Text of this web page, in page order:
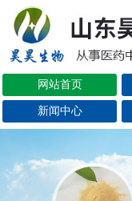
网站首页
新闻中心